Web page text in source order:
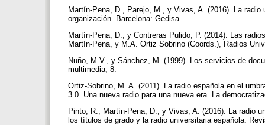
Martín-Pena, D., Parejo, M., y Vivas, A. (2016). La
organización. Barcelona: Gedisa.
Martín-Pena, D., y Contreras Pulido, P. (2014). Las
Martín-Pena, y M.A. Ortiz Sobrino (Coords.), Radios
Nuño, M.V., y Sánchez, M. (1999). Los servicios de
multimedia, 8.
Ortiz-Sobrino, M. A. (2011). La radio española en el
3.0. Una nueva radio para una nueva era. La
Pinto, R., Martín-Pena, D., y Vivas, A. (2016). La radio
los títulos de grado y la radio universitaria española.